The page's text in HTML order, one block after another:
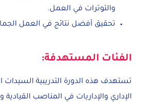
والتوترات في العمل.
تحقيق أفضل نتائج في العمل
الفئات المستهدفة:
تستهدف هذه الدورة التدريبية السيدات
الإداري والإداريات في المناصب